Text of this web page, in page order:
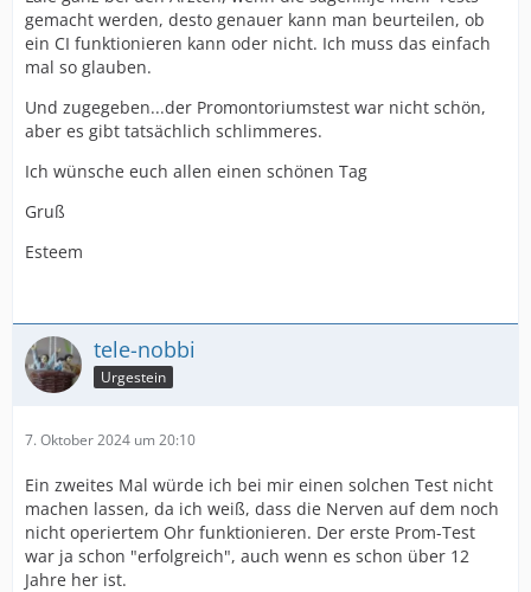
gemacht werden, desto genauer kann man beurteilen, ob
ein CI funktionieren kann oder nicht. Ich muss das einfach
mal so glauben.
Und zugegeben...der Promontoriumstest war nicht schön,
aber es gibt tatsächlich schlimmeres.
Ich wünsche euch allen einen schönen Tag
Gruß
Esteem
tele-nobbi
Urgestein
7. Oktober 2024 um 20:10
Ein zweites Mal würde ich bei mir einen solchen Test nicht
machen lassen, da ich weiß, dass die Nerven auf dem noch
nicht operiertem Ohr funktionieren. Der erste Prom-Test
war ja schon "erfolgreich", auch wenn es schon über 12
Jahre her ist.